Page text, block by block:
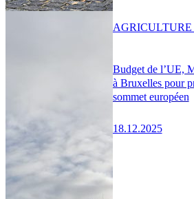
Budget de l’UE,
à Bruxelles pour
sommet européen
18.12.2025